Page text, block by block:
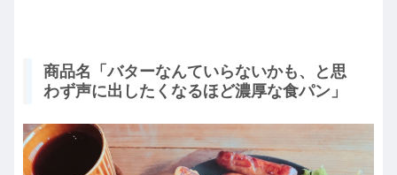
商品名「バターなんていらないかも、と思
わず声に出したくなるほど濃厚な食パン」